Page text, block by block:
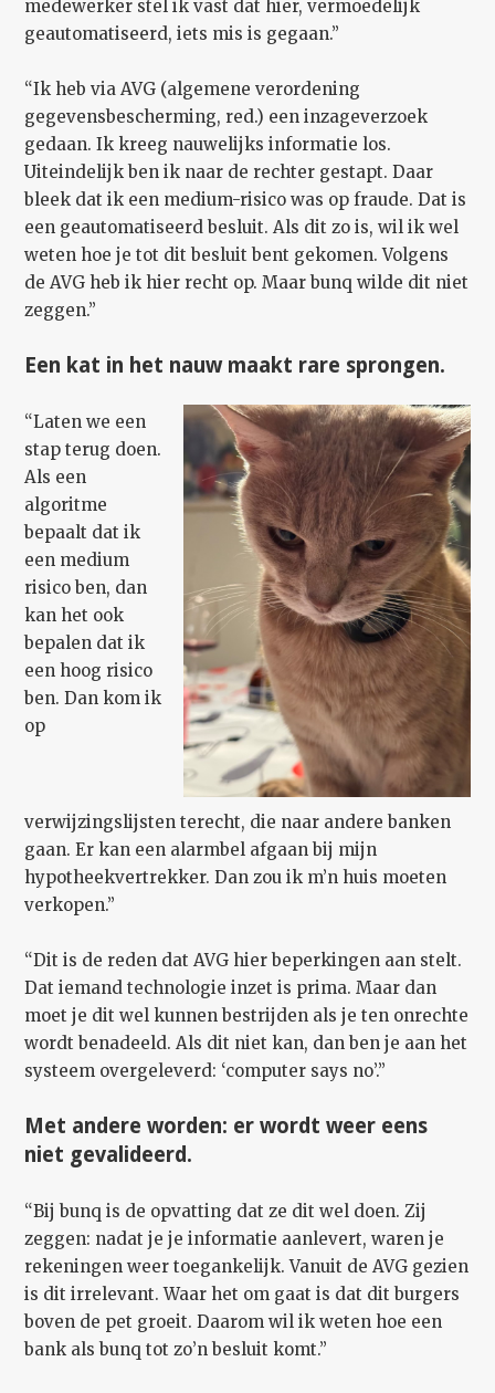
medewerker stel ik vast dat hier, vermoedelijk
geautomatiseerd, iets mis is gegaan.”
“Ik heb via AVG (algemene verordening
gegevensbescherming, red.) een inzageverzoek
gedaan. Ik kreeg nauwelijks informatie los.
Uiteindelijk ben ik naar de rechter gestapt. Daar
bleek dat ik een medium-risico was op fraude. Dat is
een geautomatiseerd besluit. Als dit zo is, wil ik wel
weten hoe je tot dit besluit bent gekomen. Volgens
de AVG heb ik hier recht op. Maar bunq wilde dit niet
zeggen.”
Een kat in het nauw maakt rare sprongen.
“Laten we een
stap terug doen.
Als een
algoritme
bepaalt dat ik
een medium
risico ben, dan
kan het ook
bepalen dat ik
een hoog risico
ben. Dan kom ik
op
verwijzingslijsten terecht, die naar andere banken
gaan. Er kan een alarmbel afgaan bij mijn
hypotheekvertrekker. Dan zou ik m’n huis moeten
verkopen.”
“Dit is de reden dat AVG hier beperkingen aan stelt.
Dat iemand technologie inzet is prima. Maar dan
moet je dit wel kunnen bestrijden als je ten onrechte
wordt benadeeld. Als dit niet kan, dan ben je aan het
systeem overgeleverd: ‘computer says no’.”
Met andere worden: er wordt weer eens
niet gevalideerd.
“Bij bunq is de opvatting dat ze dit wel doen. Zij
zeggen: nadat je je informatie aanlevert, waren je
rekeningen weer toegankelijk. Vanuit de AVG gezien
is dit irrelevant. Waar het om gaat is dat dit burgers
boven de pet groeit. Daarom wil ik weten hoe een
bank als bunq tot zo’n besluit komt.”